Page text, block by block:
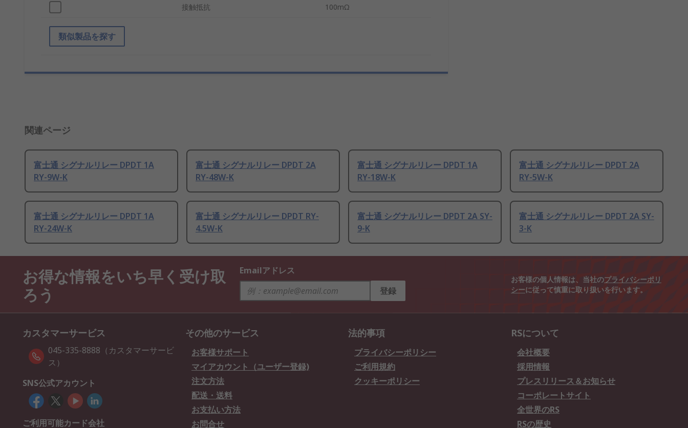
接触抵抗 100mΩ
類似製品を探す
関連ページ
富士通 シグナルリレー DPDT 1A
RY-9W-K
富士通 シグナルリレー DPDT 2A
RY-48W-K
富士通 シグナルリレー DPDT 1A
RY-18W-K
富士通 シグナルリレー DPDT 2A
RY-5W-K
富士通 シグナルリレー DPDT 1A
RY-24W-K
富士通 シグナルリレー DPDT RY-
4.5W-K
富士通 シグナルリレー DPDT 2A SY-
9-K
富士通 シグナルリレー DPDT 2A SY-
3-K
お得な情報をいち早く受け取
ろう
Emailアドレス
登録
お客様の個人情報は、当社のプライバシーポリ
シーに従って慎重に取り扱いを行います。
カスタマーサービス
045-335-8888（カスタマーサービ
ス）
SNS公式アカウント
ご利用可能カード会社
その他のサービス
お客様サポート
マイアカウント（ユーザー登録)
注文方法
配送・送料
お支払い方法
お問合せ
法的事項
プライバシーポリシー
ご利用規約
クッキーポリシー
RSについて
会社概要
採用情報
プレスリリース＆お知らせ
コーポレートサイト
全世界のRS
RSの歴史